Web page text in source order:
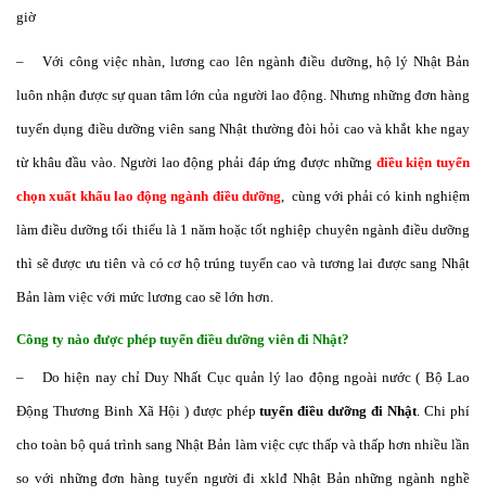
giờ
– Với công việc nhàn, lương cao lên ngành điều dưỡng, hộ lý Nhật Bản
luôn nhận được sự quan tâm lớn của người lao động. Nhưng những đơn hàng
tuyển dụng điều dưỡng viên sang Nhật thường đòi hỏi cao và khắt khe ngay
từ khâu đầu vào. Người lao động phải đáp ứng được những điều kiện tuyển
chọn xuất khẩu lao động ngành điều dưỡng , cùng với phải có kinh nghiệm
làm điều dưỡng tối thiểu là 1 năm hoặc tốt nghiệp chuyên ngành điều dưỡng
thì sẽ được ưu tiên và có cơ hộ trúng tuyển cao và tương lai được sang Nhật
Bản làm việc với mức lương cao sẽ lớn hơn.
Công ty nào được phép tuyển điều dưỡng viên đi Nhật?
– Do hiện nay chỉ Duy Nhất Cục quản lý lao động ngoài nước ( Bộ Lao
Động Thương Binh Xã Hội ) được phéptuyển điều dưỡng đi Nhật. Chi phí
cho toàn bộ quá trình sang Nhật Bản làm việc cực thấp và thấp hơn nhiều lần
so với những đơn hàng tuyển người đi xklđ Nhật Bản những ngành nghề